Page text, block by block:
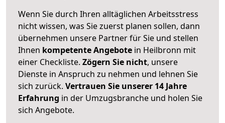
Wenn Sie durch Ihren alltäglichen Arbeitsstress
nicht wissen, was Sie zuerst planen sollen, dann
übernehmen unsere Partner für Sie und stellen
Ihnen kompetente Angebote in Heilbronn mit
einer Checkliste. Zögern Sie nicht, unsere
Dienste in Anspruch zu nehmen und lehnen Sie
sich zurück. Vertrauen Sie unserer 14 Jahre
Erfahrung in der Umzugsbranche und holen Sie
sich Angebote.